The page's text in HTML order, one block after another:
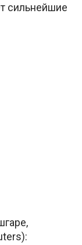
сильнейшие